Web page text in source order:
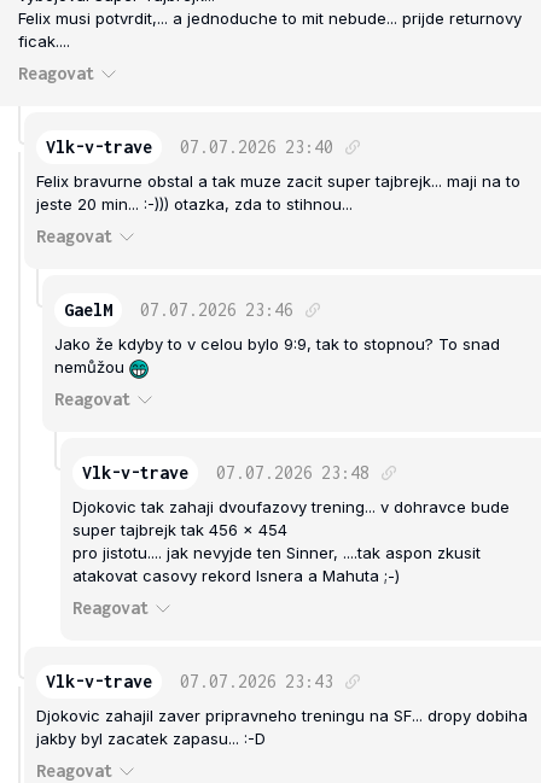
Felix musi potvrdit,... a jednoduche to mit nebude... prijde returnovy
ficak....
Reagovat
Vlk-v-trave 07.07.2026 23:40
Felix bravurne obstal a tak muze zacit super tajbrejk... maji na to
jeste 20 min... :-))) otazka, zda to stihnou...
Reagovat
GaelM 07.07.2026 23:46
Jako že kdyby to v celou bylo 9:9, tak to stopnou? To snad
nemůžou
Reagovat
Vlk-v-trave 07.07.2026 23:48
Djokovic tak zahaji dvoufazovy trening... v dohravce bude
super tajbrejk tak 456 x 454
pro jistotu.... jak nevyjde ten Sinner, ....tak aspon zkusit
atakovat casovy rekord Isnera a Mahuta ;-)
Reagovat
Vlk-v-trave 07.07.2026 23:43
Djokovic zahajil zaver pripravneho treningu na SF... dropy dobiha
jakby byl zacatek zapasu... :-D
Reagovat